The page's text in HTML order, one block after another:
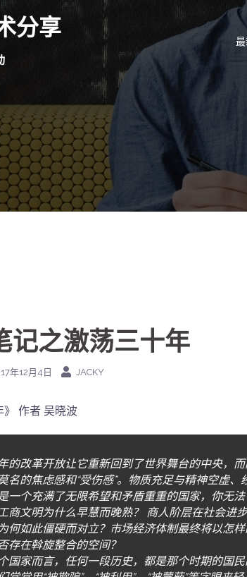
分享
记之激荡三十年
年12月4日 JACKY
》 作者 吴晓波
的改革开放让它重新回到了世界舞台的中央，
名的焦虑感和“受伤感”。物质充足与精神空虚
一个充满了无限希望和矛盾重重的国家，你无法
商文明为什么早慧而晚熟？ 商人阶层在社会进
何如此僵硬而对立？市场经济体制最终将以怎
存在斡旋整合的空间？
国家而言，任何一段历史，都是那个时期的国